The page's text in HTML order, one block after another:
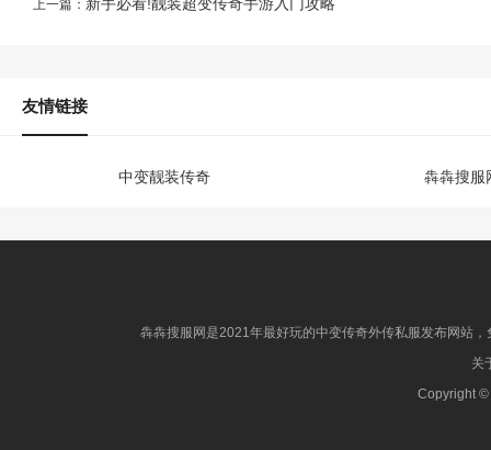
上一篇： 新手必看!靓装超变传奇手游入门攻略
友情链接
中变靓装传奇 犇犇搜服
犇犇搜服网是2021年最好玩的中变传奇外传私服发布网站
关
Copyright